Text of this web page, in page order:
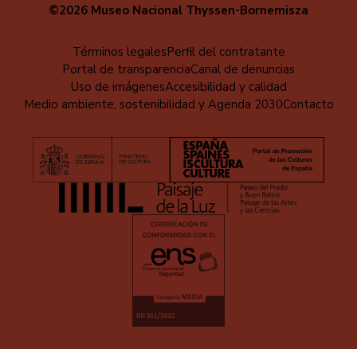
©2026 Museo Nacional Thyssen-Bornemisza
pie
Términos legalesPerfil del contratante
Portal de transparenciaCanal de denuncias
Uso de imágenesAccesibilidad y calidad
Medio ambiente, sostenibilidad y Agenda 2030Contacto